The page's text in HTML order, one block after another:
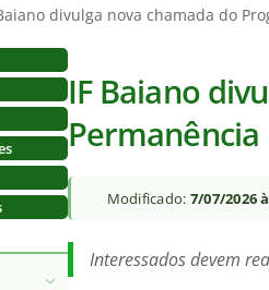
divulga nova chamada do
IF Baiano
Permanência
Modificado: 7/07/2026
Interessados devem